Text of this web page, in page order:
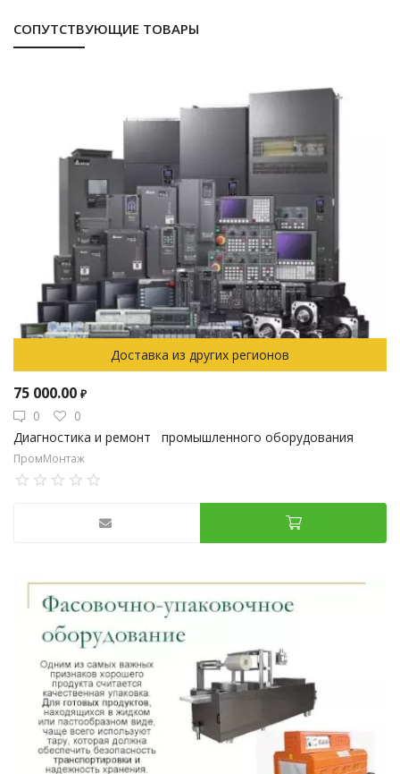
СОПУТСТВУЮЩИЕ ТОВАРЫ
Доставка из других регионов
75 000.00 ₽
0
0
Диагностика и ремонт промышленного оборудования
ПромМонтаж